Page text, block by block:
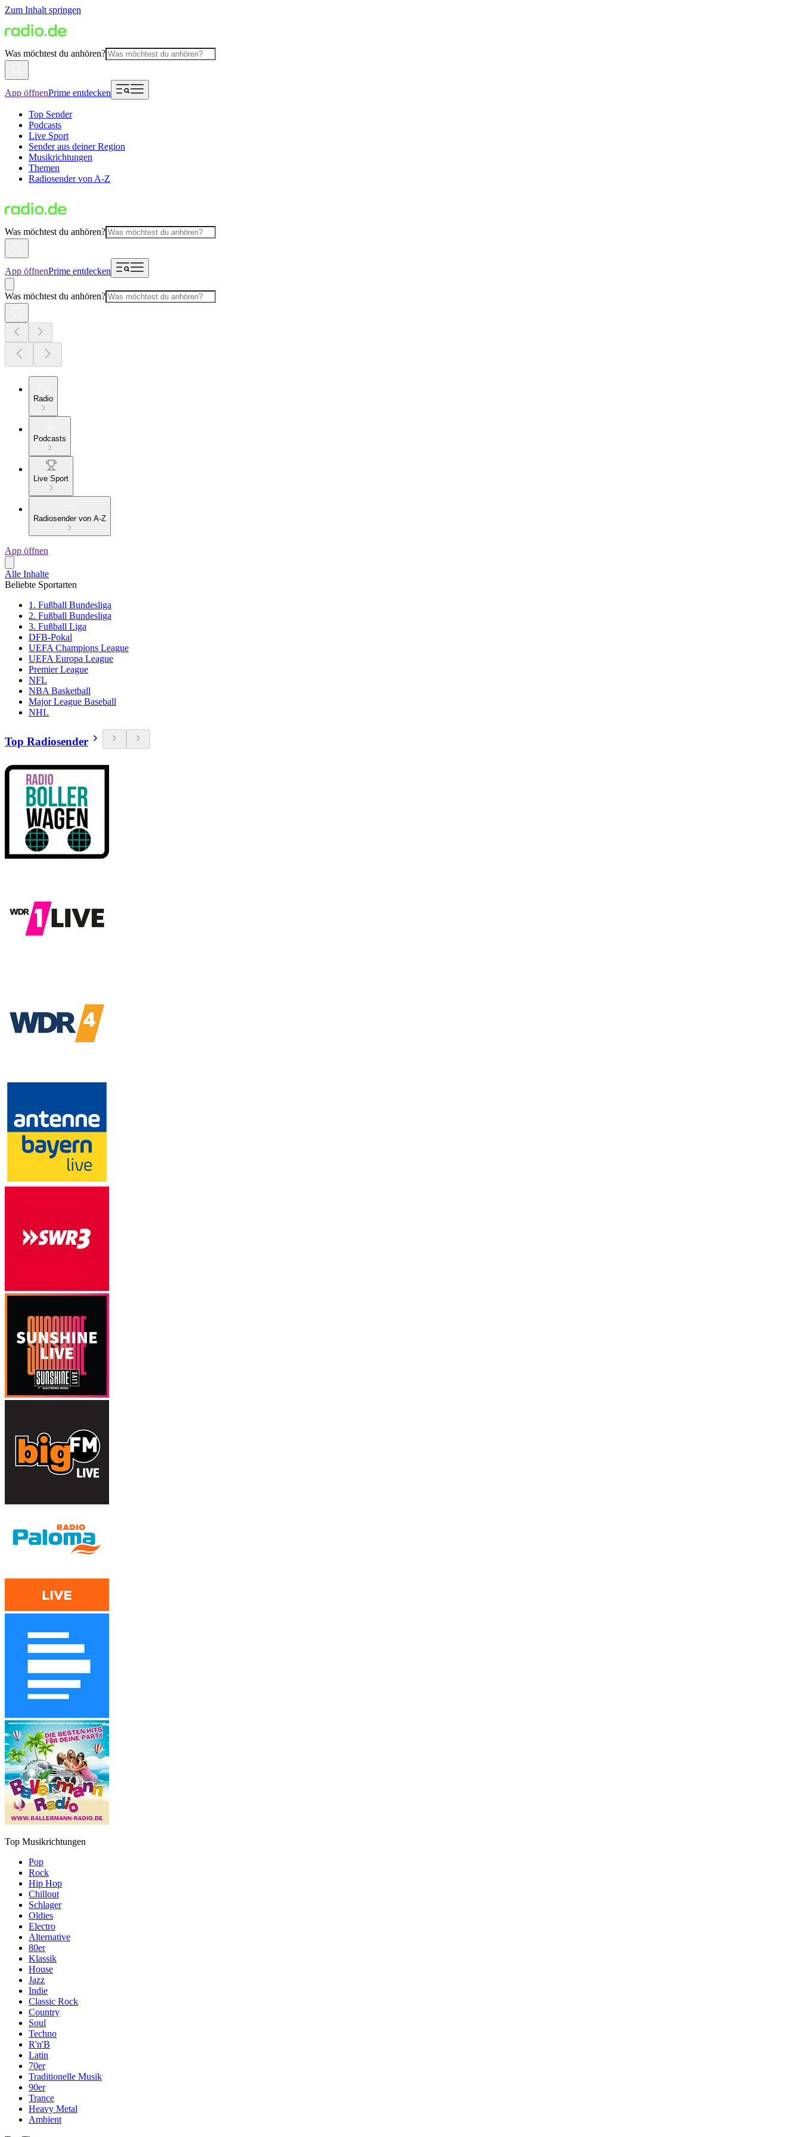
Zum Inhalt springen
Was möchtest du anhören?
App öffnenPrime entdecken
Top Sender
Podcasts
Live Sport
Sender aus deiner Region
Musikrichtungen
Themen
Radiosender von A-Z
Was möchtest du anhören?
App öffnenPrime entdecken
Was möchtest du anhören?
Radio
Podcasts
Live Sport
Radiosender von A-Z
App öffnen
Alle Inhalte
Beliebte Sportarten
1. Fußball Bundesliga
2. Fußball Bundesliga
3. Fußball Liga
DFB-Pokal
UEFA Champions League
UEFA Europa League
Premier League
NFL
NBA Basketball
Major League Baseball
NHL
Top Radiosender
Top Musikrichtungen
Pop
Rock
Hip Hop
Chillout
Schlager
Oldies
Electro
Alternative
80er
Klassik
House
Jazz
Indie
Classic Rock
Country
Soul
Techno
R'n'B
Latin
70er
Traditionelle Musik
90er
Trance
Heavy Metal
Ambient